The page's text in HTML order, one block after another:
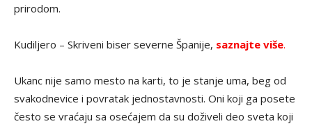
prirodom.
Kudiljero – Skriveni biser severne Španije, saznajte više.
Ukanc nije samo mesto na karti, to je stanje uma, beg od
svakodnevice i povratak jednostavnosti. Oni koji ga posete
često se vraćaju sa osećajem da su doživeli deo sveta koji